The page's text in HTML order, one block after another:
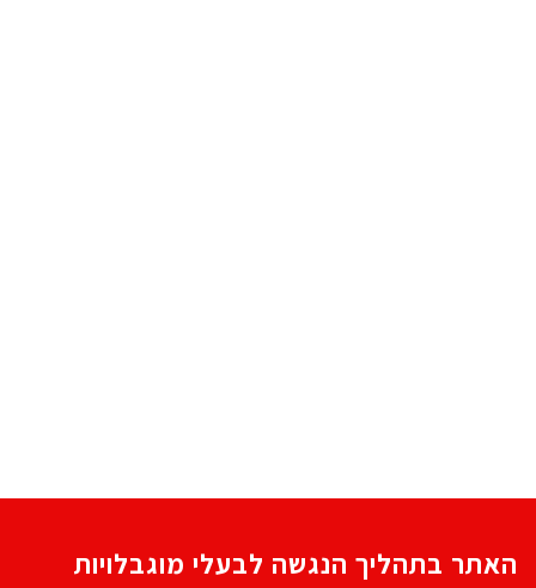
האתר בתהליך הנגשה לבעלי מוגבלויות